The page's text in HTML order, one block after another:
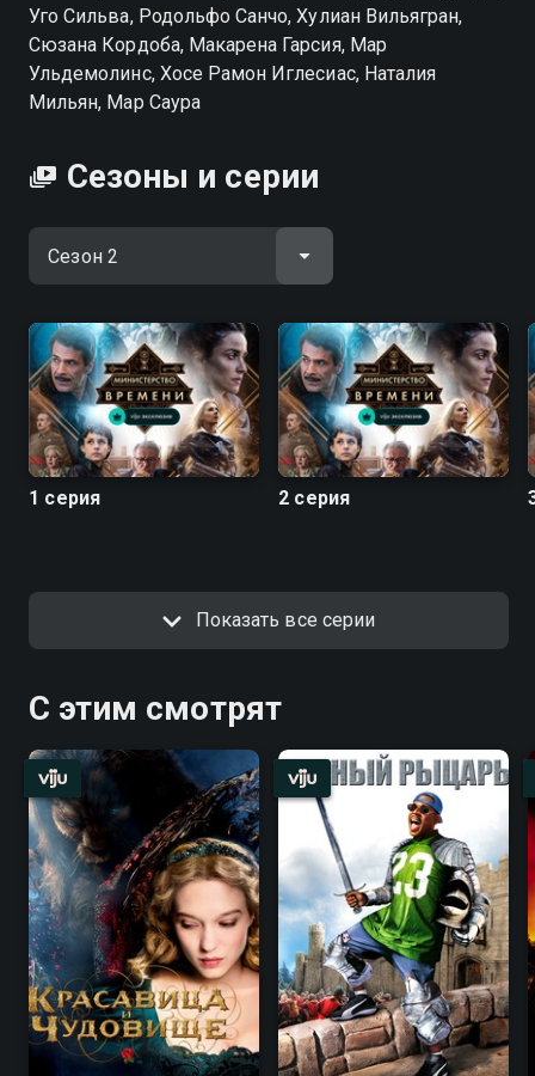
Уго Сильва, Родольфо Санчо, Хулиан Вильягран,
Сюзана Кордоба, Макарена Гарсия, Мар
Ульдемолинс, Хосе Рамон Иглесиас, Наталия
Мильян, Мар Саура
Сезоны и серии
1 серия 2 серия
Показать все серии
С этим смотрят